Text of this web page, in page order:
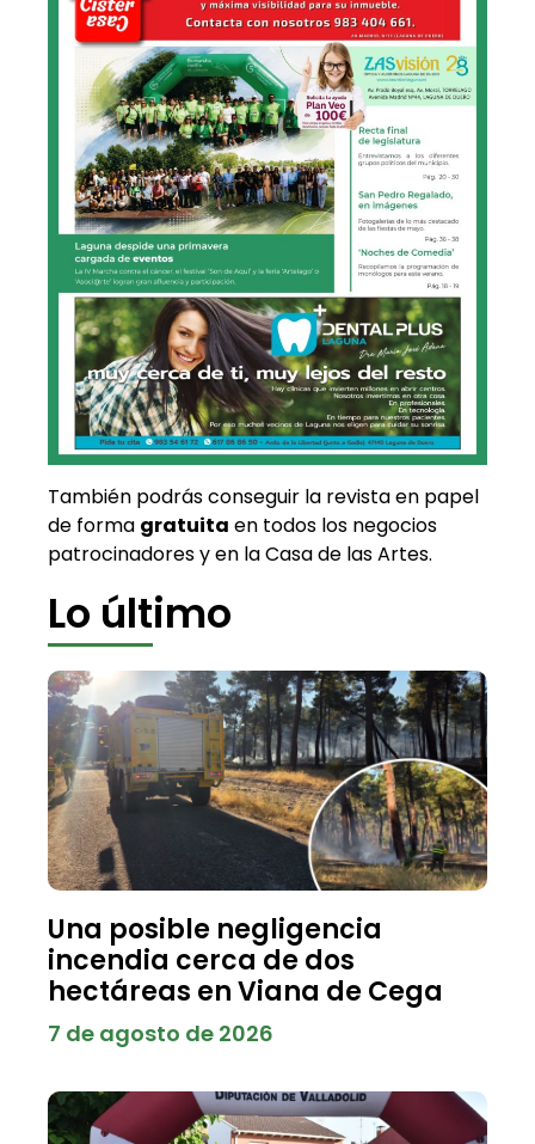
También podrás conseguir la revista en papel
de forma gratuita en todos los negocios
patrocinadores y en la Casa de las Artes.
Lo último
Una posible negligencia
incendia cerca de dos
hectáreas en Viana de Cega
7 de agosto de 2026